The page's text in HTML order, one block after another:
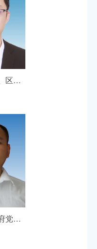
乌达区委常委、区人民政府党组副书记、副区长
乌达区人民政府党组成员、副区长